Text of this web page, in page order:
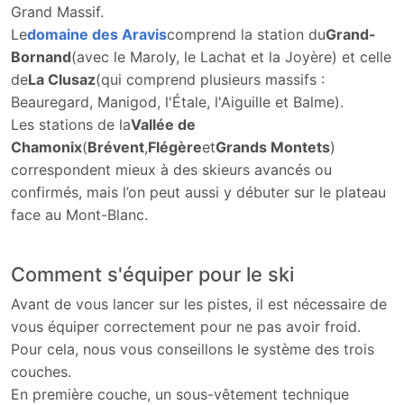
Grand Massif.
Ledomaine des Araviscomprend la station duGrand-
Bornand(avec le Maroly, le Lachat et la Joyère) et celle
deLa Clusaz(qui comprend plusieurs massifs :
Beauregard, Manigod, l'Étale, l'Aiguille et Balme).
Les stations de laVallée de
Chamonix(Brévent,FlégèreetGrands Montets)
correspondent mieux à des skieurs avancés ou
confirmés, mais l’on peut aussi y débuter sur le plateau
face au Mont-Blanc.
Comment s'équiper pour le ski
Avant de vous lancer sur les pistes, il est nécessaire de
vous équiper correctement pour ne pas avoir froid.
Pour cela, nous vous conseillons le système des trois
couches.
En première couche, un sous-vêtement technique